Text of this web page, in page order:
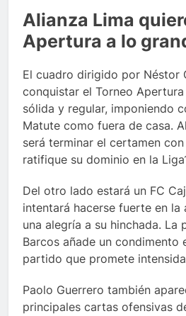
Alianza Lima
Apertura a lo
El cuadro dirigido por Néstor
conquistar el Torneo
sólida y regular, imponiendo
Matute como fuera de casa.
será terminar el certamen
ratifique su dominio en la
Del otro lado estará un FC
intentará hacerse fuerte en la
una alegría a su hinchada. La
Barcos añade un condimento
partido que promete
Paolo Guerrero también
principales cartas ofensivas